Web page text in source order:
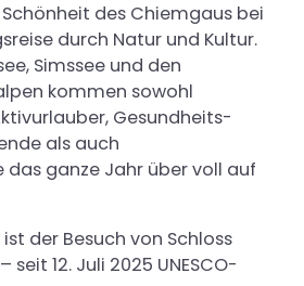
des Chiemgaus bei
durch Natur und Kultur.
Simssee und den
kommen sowohl
Gesundheits-
als auch
ganze Jahr über voll auf
ist der Besuch von Schloss
seit 12. Juli 2025 UNESCO-